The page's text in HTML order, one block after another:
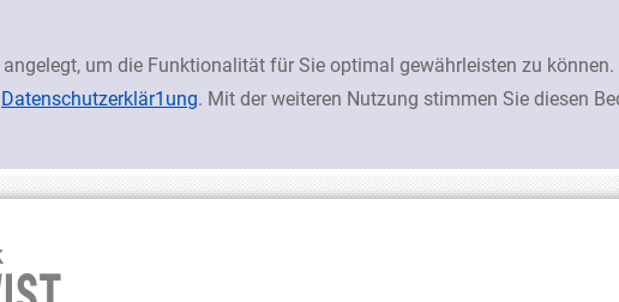
angelegt, um die Funktionalität für Sie optimal gewährleisten zu
Datenschutzerklär1ung. Mit der weiteren Nutzung stimmen Sie diesen